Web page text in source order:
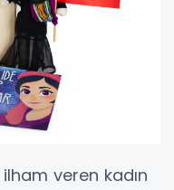
ilham veren kadın